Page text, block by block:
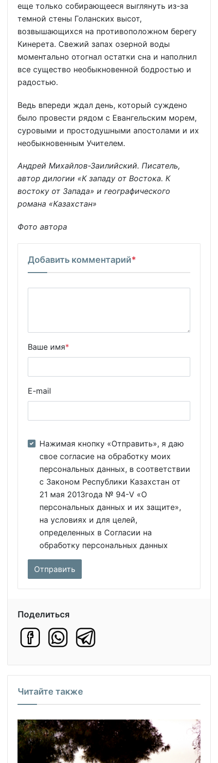
еще только собирающееся выглянуть из-за
темной стены Голанских высот,
возвышающихся на противоположном берегу
Кинерета. Свежий запах озерной воды
моментально отогнал остатки сна и наполнил
все существо необыкновенной бодростью и
радостью.
Ведь впереди ждал день, который суждено
было провести рядом с Евангельским морем,
суровыми и простодушными апостолами и их
необыкновенным Учителем.
Андрей Михайлов-Заилийский. Писатель,
автор дилогии «К западу от Востока. К
востоку от Запада» и географического
романа «Казахстан»
Фото автора
Добавить комментарий*
Ваше имя*
E-mail
Нажимая кнопку «Отправить», я даю
свое согласие на обработку моих
персональных данных, в соответствии
с Законом Республики Казахстан от
21 мая 2013года № 94-V «О
персональных данных и их защите»,
на условиях и для целей,
определенных в Согласии на
обработку персональных данных
Поделиться
Читайте также